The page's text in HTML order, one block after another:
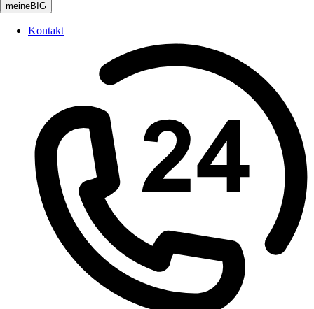
meineBIG
Kontakt